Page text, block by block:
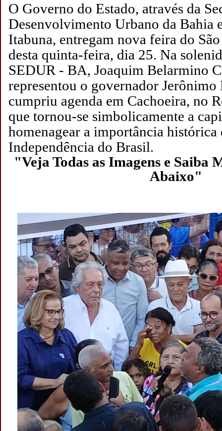
O Governo do Estado, através da
Desenvolvimento Urbano da Bahia
Itabuna, entregam nova feira do
desta quinta-feira, dia 25. Na
SEDUR - BA, Joaquim Belarmino
representou o governador Jerônimo
cumpriu agenda em Cachoeira, no
que tornou-se simbolicamente a
homenagear a importância
Independência do Brasil.
"Veja Todas as Imagens e Saiba
Abaixo"